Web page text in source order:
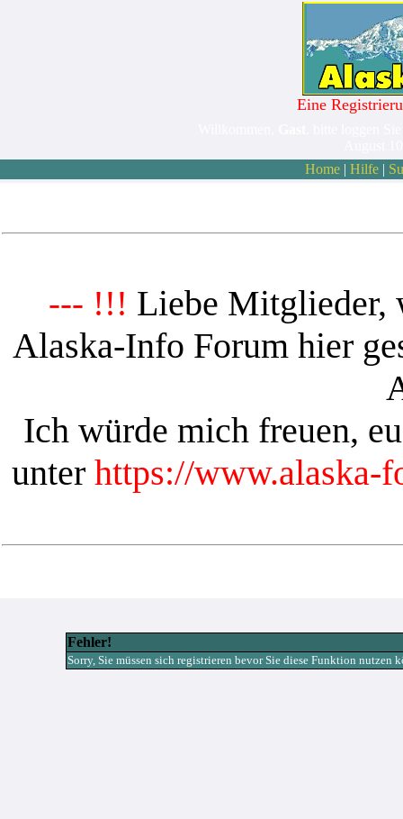
Eine
Home| Hilfe|
--- !!! Liebe Mitglieder,
Alaska-Info Forum hier
Ich würde mich freuen,
unter https://www.alaska-
Fehler!
Sorry, Sie müssen sich registrieren bevor Sie diese Funktion nutzen